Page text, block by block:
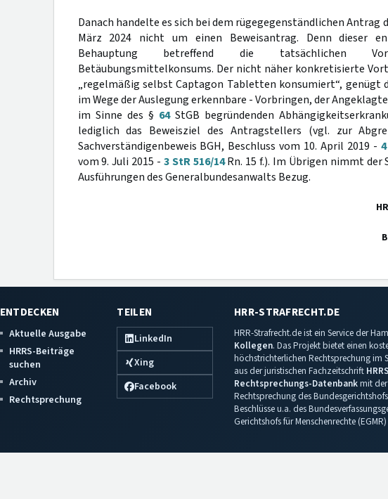
Danach handelte es sich bei dem rügegegenständlichen Antrag
März 2024 nicht um einen Beweisantrag. Denn dieser
Behauptung betreffend die tatsächlichen
Betäubungsmittelkonsums. Der nicht näher konkretisierte
„regelmäßig selbst Captagon Tabletten konsumiert“, genügt
im Wege der Auslegung erkennbare - Vorbringen, der
im Sinne des § 64StGB begründenden
lediglich das Beweisziel des Antragstellers (vgl. zur
Sachverständigenbeweis BGH, Beschluss vom 10. April 2019 -
vom 9. Juli 2015 - 3 StR 516/14Rn. 15 f.). Im Übrigen nimmt der
Ausführungen des Generalbundesanwalts Bezug.
ENTDECKEN
Aktuelle Ausgabe
HRRS-Beiträge
suchen
Archiv
Rechtsprechung
TEILEN
LinkedIn
Xing
Facebook
HRR-STRAFRECHT.DE
HRR-Strafrecht.de ist ein Service der
Kollegen. Das Projekt bietet einen
höchstrichterlichen Rechtsprechung im
aus der juristischen Fachzeitschrift HRRS
Rechtsprechungs-Datenbankmit der
Rechtsprechung des
Beschlüsse u.a. des
Gerichtshofs für Menschenrechte